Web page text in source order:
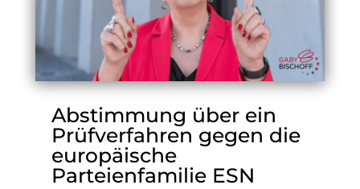
Abstimmung über ein
Prüfverfahren gegen die
europäische
Parteienfamilie ESN